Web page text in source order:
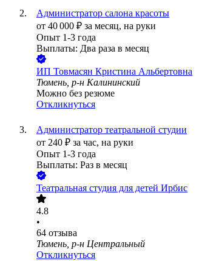
Администратор салона красоты
от 40 000 ₽ за месяц, на руки
Опыт 1-3 года
Выплаты: Два раза в месяц
ИП Товмасян Кристина Альбертовна
Тюмень, р-н Калининский
Можно без резюме
Откликнуться
Администратор театральной студии
от 240 ₽ за час, на руки
Опыт 1-3 года
Выплаты: Раз в месяц
Театральная студия для детей Ирбис
4.8
•
64 отзыва
Тюмень, р-н Центральный
Откликнуться